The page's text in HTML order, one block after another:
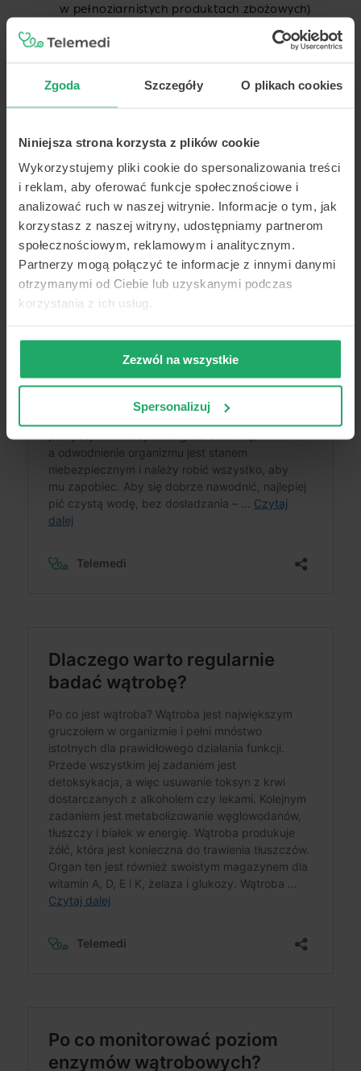
Zgoda Szczegóły O plikach cookies
Niniejsza strona korzysta z plików cookie
Wykorzystujemy pliki cookie do spersonalizowania treści
i reklam, aby oferować funkcje społecznościowe i
analizować ruch w naszej witrynie. Informacje o tym, jak
korzystasz z naszej witryny, udostępniamy partnerom
społecznościowym, reklamowym i analitycznym.
Partnerzy mogą połączyć te informacje z innymi danymi
otrzymanymi od Ciebie lub uzyskanymi podczas
korzystania z ich usług.
Zezwól na wszystkie
Spersonalizuj
w pełnoziarnistych produktach zbożowych)
Stan zdrowia –
przewodu
żelaza.
Zmiany w diecie oraz odpowiednio dobrany
oraz wzrost stężenia hemoglobiny. Przy niedoborze
żelaza w organizmie warto sprawdzić,
czy nie występuje niedobór witamin, które
zwiększają przyswajalność żelaza.
Przeczytaj także o: